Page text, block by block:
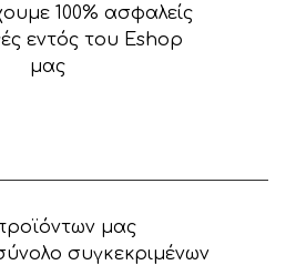
100% ασφαλείς
εντός του Eshop
μας
μας
συγκεκριμένων